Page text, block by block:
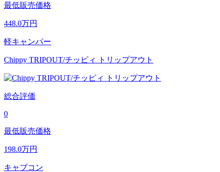
最低販売価格
448.0万円
軽キャンパー
Chippy TRIPOUT/チッピィ トリップアウト
総合評価
0
最低販売価格
198.0万円
キャブコン